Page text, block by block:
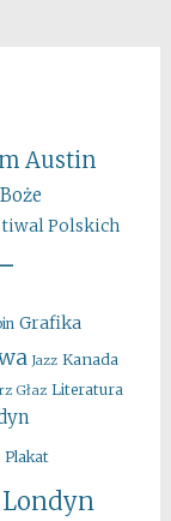
Austin
Boże
Polskich
Grafika
Jazz Kanada
Głaz Literatura
Plakat